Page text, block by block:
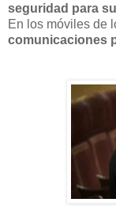
seguridad para
En los móviles de
comunicaciones